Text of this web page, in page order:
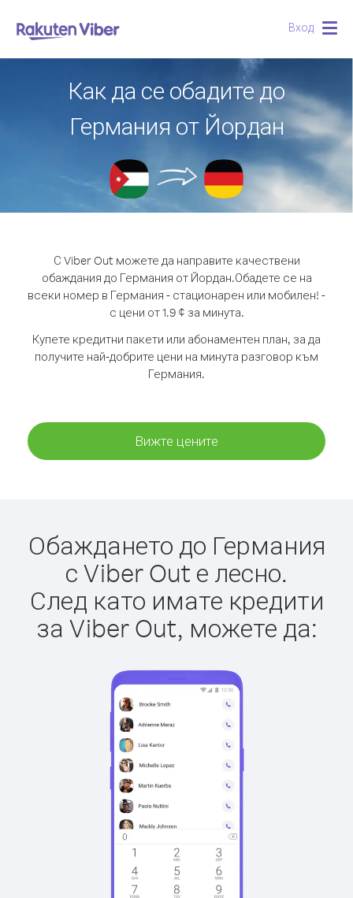
Вход
Как да се обадите до
Германия от Йордан
С Viber Out можете да направите качествени
обаждания до Германия от Йордан.Обадете се на
всеки номер в Германия - стационарен или мобилен! -
с цени от 1.9 ¢ за минута.
Купете кредитни пакети или абонаментен план, за да
получите най-добрите цени на минута разговор към
Германия.
Вижте цените
Обаждането до Германия
с Viber Out е лесно.
След като имате кредити
за Viber Out, можете да: